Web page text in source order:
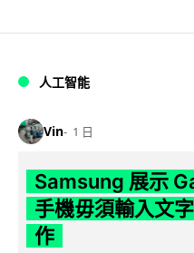
人工智能
Vin 1 日
Samsung 展示
手機毋須輸入文
作